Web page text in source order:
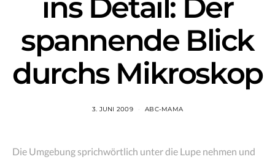
ins Detail: Der
spannende Blick
durchs Mikroskop
3. JUNI 2009 ABC-MAMA
Die Umgebung sprichwörtlich unter die Lupe nehmen und